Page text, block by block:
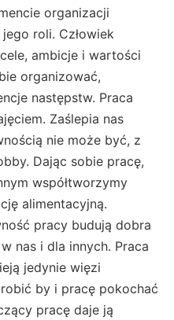
organizacji
roli. Człowiek
ambicje i wartości
organizować,
następstw. Praca
Zaślepia nas
nie może być, z
Dając sobie pracę,
współtworzymy
alimentacyjną.
pracy budują dobra
nas i dla innych. Praca
jedynie więzi
by i pracę pokochać
pracę daje ją